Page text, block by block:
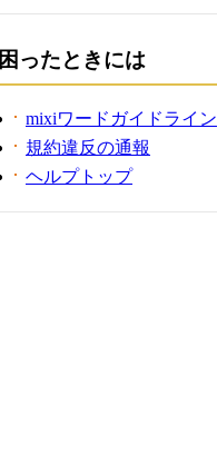
困ったときには
mixiワードガイドライン
規約違反の通報
ヘルプトップ